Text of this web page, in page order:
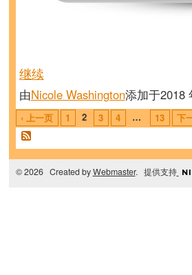
继续
由Nicole Washington添加于2018
‹ 上一页 1 2 3 4 … 13 下
© 2026 Created byWebmaster. 提供支持